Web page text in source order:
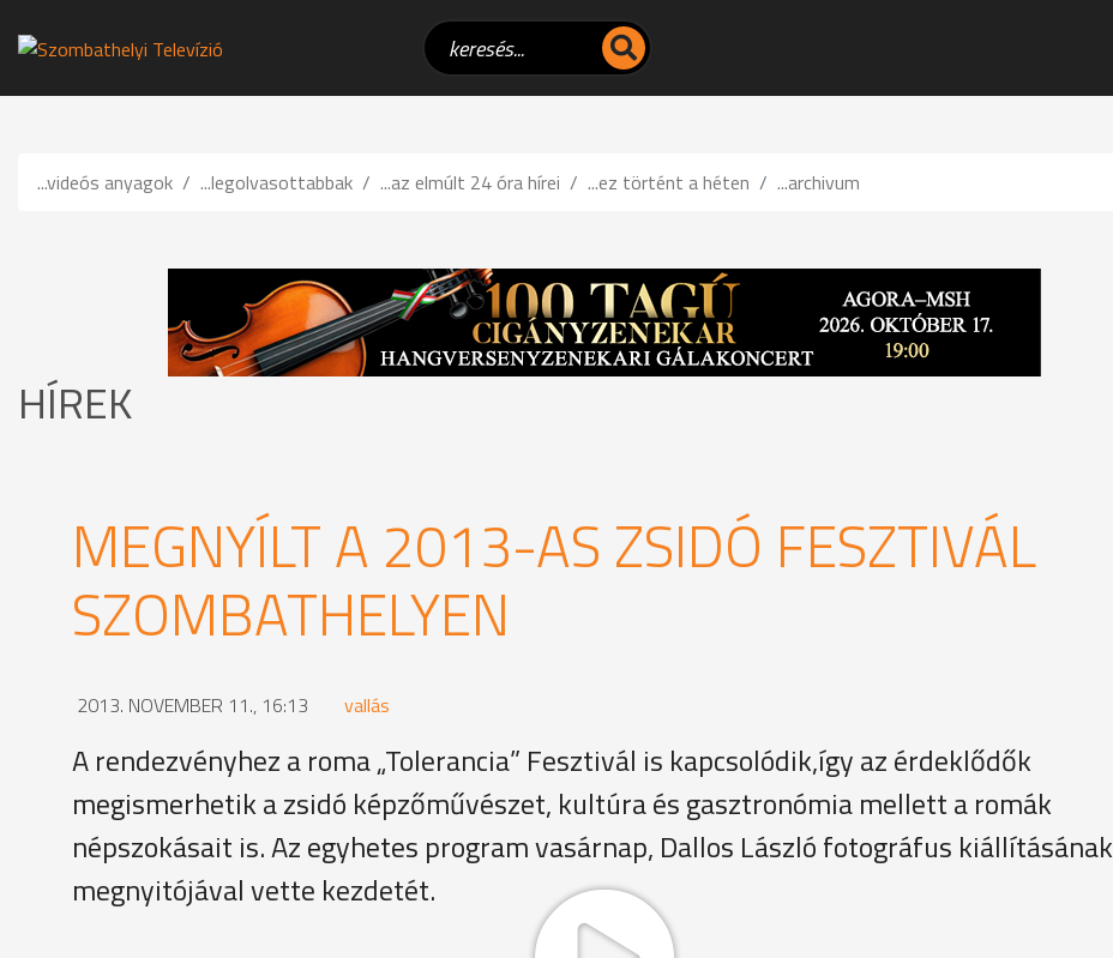
...videós anyagok ...legolvasottabbak ...az elmúlt 24 óra hírei ...ez történt a héten ...archivum
HÍREK
MEGNYÍLT A 2013-AS ZSIDÓ FESZTIVÁL
SZOMBATHELYEN
2013. NOVEMBER 11., 16:13 vallás
A rendezvényhez a roma „Tolerancia” Fesztivál is kapcsolódik,így az érdeklődők
megismerhetik a zsidó képzőművészet, kultúra és gasztronómia mellett a romák
népszokásait is. Az egyhetes program vasárnap, Dallos László fotográfus kiállításának
megnyitójával vette kezdetét.